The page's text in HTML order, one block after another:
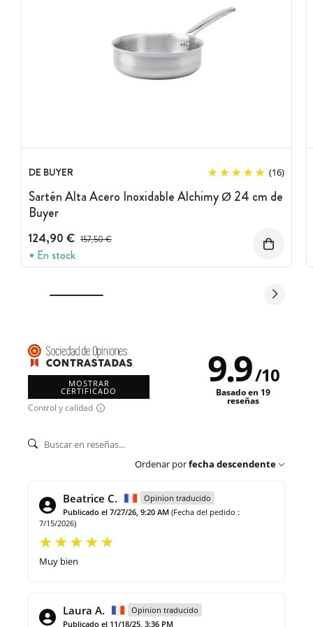
DE BUYER (16)
Sartén Alta Acero Inoxidable Alchimy Ø 24 cm de
Buyer
124,90 € Precio antes del descuento
157,50 €
En stock
MOSTRAR
CERTIFICADO
Control y calidad
9.9/10
Basado en 19
reseñas
Ordenar porfecha descendente
Beatrice C.
Opinion traducido
Publicado el 7/27/26, 9:20 AM (Fecha del pedido :
7/15/2026)
Muy bien
Laura A.
Opinion traducido
Publicado el 11/18/25, 3:36 PM